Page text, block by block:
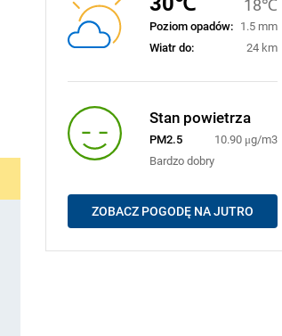
18℃
Poziom opadów: 1.5 mm
Wiatr do:
24 km
Stan powietrza
PM2.5
10.90 μg/m3
Bardzo dobry
ZOBACZ POGODĘ NA JUTRO